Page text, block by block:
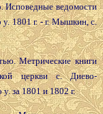
ведомости
у. 1801 г. - г. Мышкин, с.
Метрические книги
церкви с. Диево-
за 1801 и 1802 г.